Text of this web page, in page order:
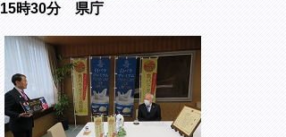
15時30分 県庁